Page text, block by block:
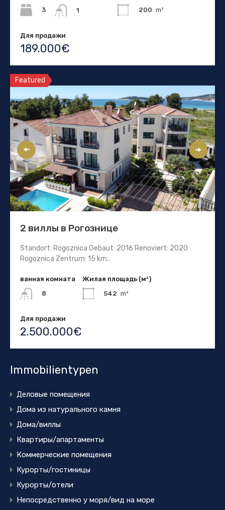
3
1
200 m²
Для продажи
189.000€
Featured
2 виллы в Рогознице
Standort: Rogoznica Gebaut: 2016 Renoviert: 2020
Rogoznica Zentrum: 15 km…
ванная комната
8
Жилая площадь (м²)
542 m²
Для продажи
2.500.000€
Immobilientypen
Деловые помещения
Дома из натурального камня
Дома/виллы
Квартиры/апартаменты
Коммерческие помещения
Курорты/гостиницы
Курорты/отели
Непосредственно у моря/вид на море